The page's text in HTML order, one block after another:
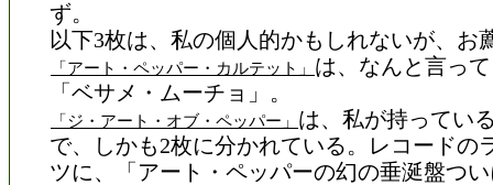
ず。
以下3枚は、私の個人的かもしれないが、お
「アート・ペッパー・カルテット」 は、なんと言っ
「ベサメ・ムーチョ」。
「ジ・アート・オブ・ペッパー」 は、私が持ってい
で、しかも2枚に分かれている。レコードの
ツに、「アート・ペッパーの幻の垂涎盤つ